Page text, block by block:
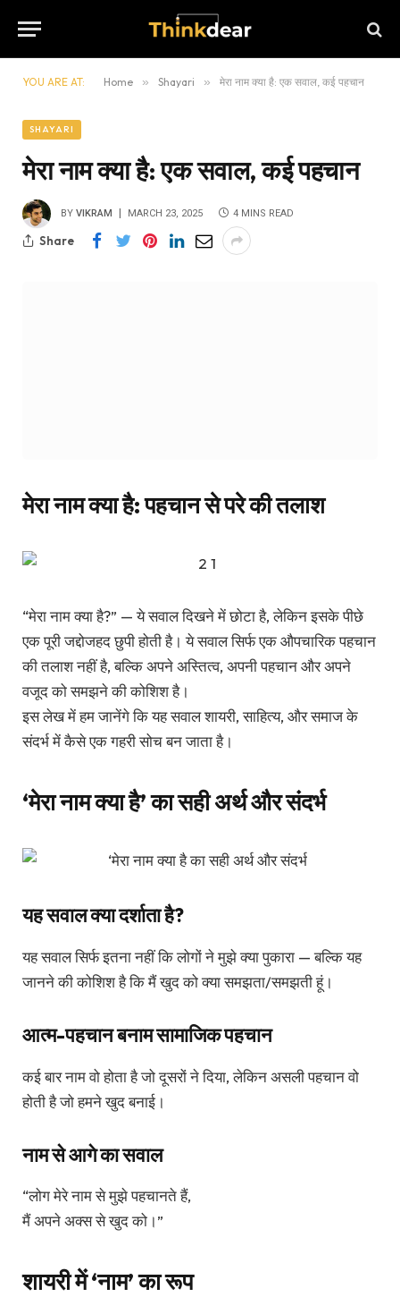
YOU ARE AT: Home » Shayari » मेरा नाम क्या है: एक सवाल, कई पहचान
SHAYARI
मेरा नाम क्या है: एक सवाल, कई पहचान
BY VIKRAM MARCH 23, 2025 4 MINS READ
Share
मेरा नाम क्या है: पहचान से परे की तलाश
“मेरा नाम क्या है?” — ये सवाल दिखने में छोटा है, लेकिन इसके पीछे
एक पूरी जद्दोजहद छुपी होती है। ये सवाल सिर्फ एक औपचारिक पहचान
की तलाश नहीं है, बल्कि अपने अस्तित्व, अपनी पहचान और अपने
वजूद को समझने की कोशिश है।
इस लेख में हम जानेंगे कि यह सवाल शायरी, साहित्य, और समाज के
संदर्भ में कैसे एक गहरी सोच बन जाता है।
‘मेरा नाम क्या है’ का सही अर्थ और संदर्भ
यह सवाल क्या दर्शाता है?
यह सवाल सिर्फ इतना नहीं कि लोगों ने मुझे क्या पुकारा — बल्कि यह
जानने की कोशिश है कि मैं खुद को क्या समझता/समझती हूं।
आत्म-पहचान बनाम सामाजिक पहचान
कई बार नाम वो होता है जो दूसरों ने दिया, लेकिन असली पहचान वो
होती है जो हमने खुद बनाई।
नाम से आगे का सवाल
“लोग मेरे नाम से मुझे पहचानते हैं,
मैं अपने अक्स से खुद को।”
शायरी में ‘नाम’ का रूप